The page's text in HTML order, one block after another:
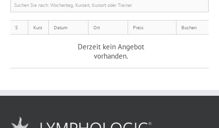
S Kurs Datum Ort Preis Buchen
Derzeit kein Angebot
vorhanden.